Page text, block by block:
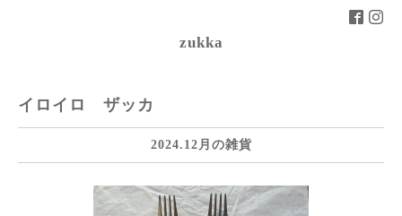
zukka
イロイロ ザッカ
2024.12月の雑貨